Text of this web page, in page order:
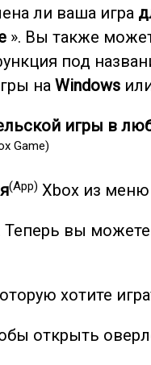
ли ваша игра
». Вы также
под
на Windows
игры в
Game)
(App) Xbox из меню
вы
хотите
открыть